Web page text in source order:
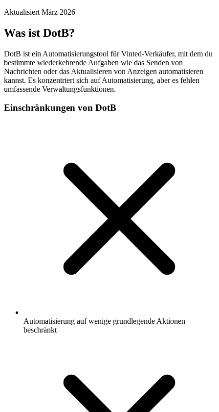
Aktualisiert März 2026
Was ist DotB?
DotB ist ein Automatisierungstool für Vinted-Verkäufer, mit dem du
bestimmte wiederkehrende Aufgaben wie das Senden von
Nachrichten oder das Aktualisieren von Anzeigen automatisieren
kannst. Es konzentriert sich auf Automatisierung, aber es fehlen
umfassende Verwaltungsfunktionen.
Einschränkungen von DotB
Automatisierung auf wenige grundlegende Aktionen
beschränkt